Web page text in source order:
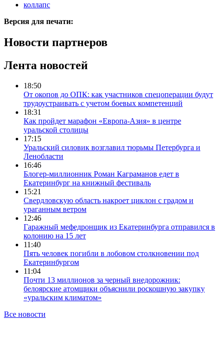
коллапс
Версия для печати:
Новости партнеров
Лента новостей
18:50
От окопов до ОПК: как участников спецоперации будут
трудоустраивать с учетом боевых компетенций
18:31
Как пройдет марафон «Европа-Азия» в центре
уральской столицы
17:15
Уральский силовик возглавил тюрьмы Петербурга и
Ленобласти
16:46
Блогер-миллионник Роман Каграманов едет в
Екатеринбург на книжный фестиваль
15:21
Свердловскую область накроет циклон с градом и
ураганным ветром
12:46
Гаражный мефедронщик из Екатеринбурга отправился в
колонию на 15 лет
11:40
Пять человек погибли в лобовом столкновении под
Екатеринбургом
11:04
Почти 13 миллионов за черный внедорожник:
белоярские атомщики объяснили роскошную закупку
«уральским климатом»
Все новости